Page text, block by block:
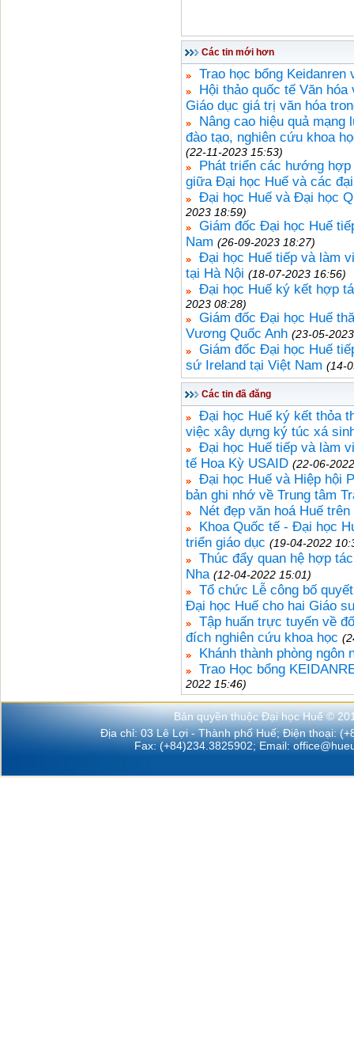
Các tin mới hơn
Trao học bổng Keidanren
Hội thảo quốc tế Văn
Giáo dục giá trị văn hóa
Nâng cao hiệu quả
đào tạo, nghiên cứu khoa
(22-11-2023 15:53)
Phát triển các hướng
giữa Đại học Huế và các
Đại học Huế và Đại học
2023 18:59)
Giám đốc Đại học Huế
Nam (26-09-2023 18:27)
Đại học Huế tiếp và làm
tại Hà Nội (18-07-2023 16:56)
Đại học Huế ký kết hợp
2023 08:28)
Giám đốc Đại học Huế
Vương Quốc Anh (23-05-
Giám đốc Đại học Huế
sứ Ireland tại Việt Nam (14-
Các tin đã đăng
Đại học Huế ký kết thỏa
việc xây dựng ký túc xá
Đại học Huế tiếp và làm
tế Hoa Kỳ USAID (22-06-
Đại học Huế và Hiệp hội
bản ghi nhớ về Trung tâm
Nét đẹp văn hoá Huế trên
Khoa Quốc tế - Đại học
triển giáo dục (19-04-2022
Thúc đẩy quan hệ hợp
Nha (12-04-2022 15:01)
Tổ chức Lễ công bố
Đại học Huế cho hai Giáo
Tập huấn trực tuyến về
đích nghiên cứu khoa học
Khánh thành phòng
Trao Học bổng
2022 15:46)
Bản quyền thuộc Đại học Huế ©
Địa chỉ: 03 Lê Lợi - Thành phố Huế; Điện thoại:
Fax: (+84)234.3825902; Email: